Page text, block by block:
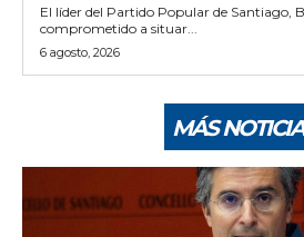
El líder del Partido Popular de Santiago,
comprometido a situar...
6 agosto, 2026
MÁS